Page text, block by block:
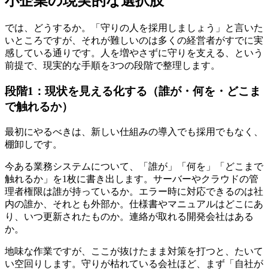
では、どうするか。「守りの人を採用しましょう」と言いた
いところですが、それが難しいのは多くの経営者がすでに実
感している通りです。人を増やさずに守りを支える、という
前提で、現実的な手順を3つの段階で整理します。
段階1：現状を見える化する（誰が・何を・どこま
で触れるか）
最初にやるべきは、新しい仕組みの導入でも採用でもなく、
棚卸しです。
今ある業務システムについて、「誰が」「何を」「どこまで
触れるか」を1枚に書き出します。サーバーやクラウドの管
理者権限は誰が持っているか。エラー時に対応できるのは社
内の誰か、それとも外部か。仕様書やマニュアルはどこにあ
り、いつ更新されたものか。連絡が取れる開発会社はある
か。
地味な作業ですが、ここが抜けたまま対策を打つと、たいて
い空回りします。守りが枯れている会社ほど、まず「自社が